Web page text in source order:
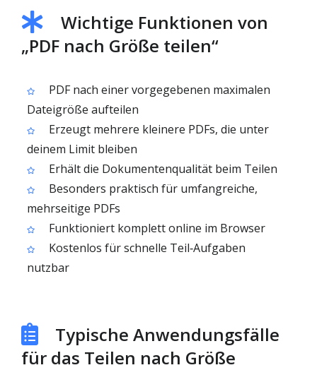
Wichtige Funktionen von
„PDF nach Größe teilen“
PDF nach einer vorgegebenen maximalen
Dateigröße aufteilen
Erzeugt mehrere kleinere PDFs, die unter
deinem Limit bleiben
Erhält die Dokumentenqualität beim Teilen
Besonders praktisch für umfangreiche,
mehrseitige PDFs
Funktioniert komplett online im Browser
Kostenlos für schnelle Teil‑Aufgaben
nutzbar
Typische Anwendungsfälle
für das Teilen nach Größe